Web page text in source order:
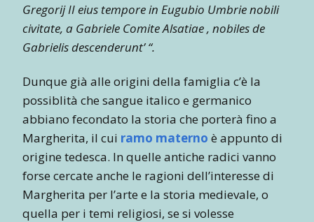
Gregorij II eius tempore in Eugubio Umbrie nobili
civitate, a Gabriele Comite Alsatiae , nobiles de
Gabrielis descenderunt’ “.
Dunque già alle origini della famiglia c’è la
possiblità che sangue italico e germanico
abbiano fecondato la storia che porterà fino a
Margherita, il cui ramo materno è appunto di
origine tedesca. In quelle antiche radici vanno
forse cercate anche le ragioni dell’interesse di
Margherita per l’arte e la storia medievale, o
quella per i temi religiosi, se si volesse